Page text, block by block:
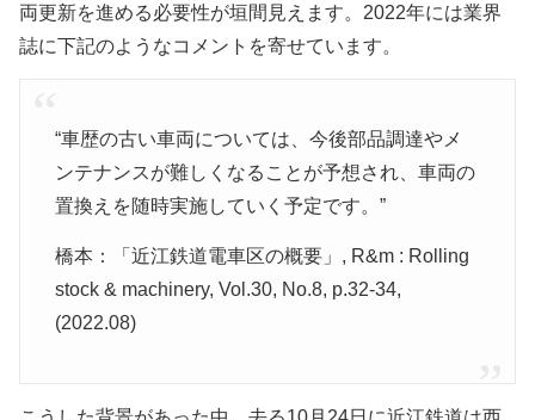
両更新を進める必要性が垣間見えます。2022年には業界
誌に下記のようなコメントを寄せています。
“車歴の古い車両については、今後部品調達やメ
ンテナンスが難しくなることが予想され、車両の
置換えを随時実施していく予定です。”
橋本：「近江鉄道電車区の概要」, R&m : Rolling
stock & machinery, Vol.30, No.8, p.32-34,
(2022.08)